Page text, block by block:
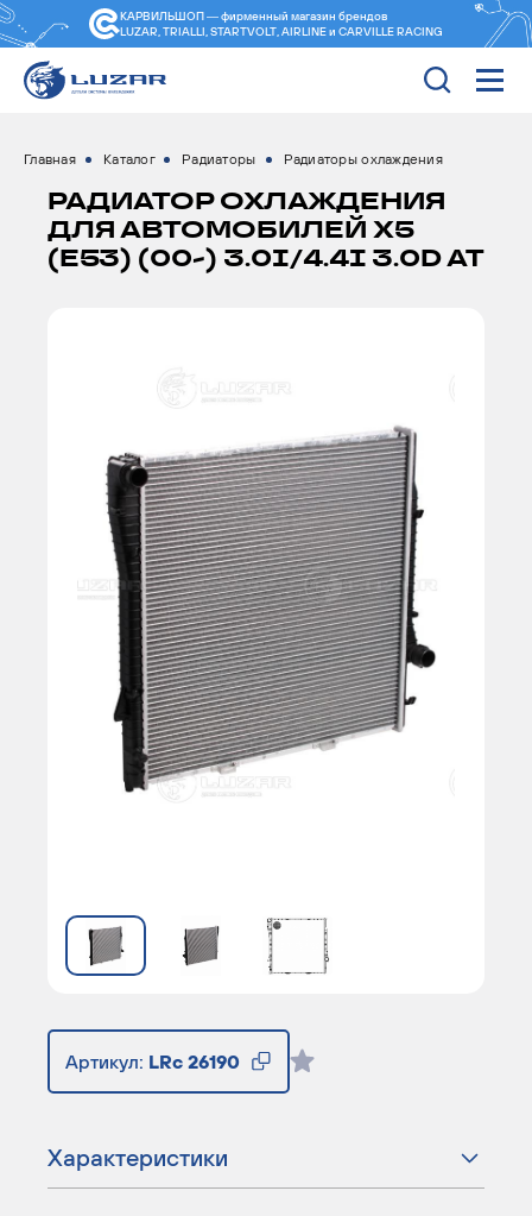
КАРВИЛЬШОП — фирменный магазин брендов
LUZAR, TRIALLI, STARTVOLT, AIRLINE и CARVILLE RACING
Главная Каталог Радиаторы Радиаторы охлаждения
РАДИАТОР ОХЛАЖДЕНИЯ
ДЛЯ АВТОМОБИЛЕЙ X5
(E53) (00-) 3.0I/4.4I 3.0D AT
Артикул: LRc 26190
Характеристики